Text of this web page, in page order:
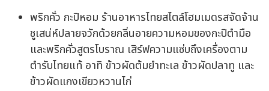
พริกคั่ว กะปิหอม ร้านอาหารไทยสไตล์โฮมเมดรสจัดจ้าน
ชูเสน่ห์ปลายจวักด้วยกลิ่นอายความหอมของกะปิตำมือ
และพริกคั่วสูตรโบราณ เสิร์ฟความแซ่บถึงเครื่องตาม
ตำรับไทยแท้ อาทิ ข้าวผัดต้มยำทะเล ข้าวผัดปลาทู และ
ข้าวผัดแกงเขียวหวานไก่